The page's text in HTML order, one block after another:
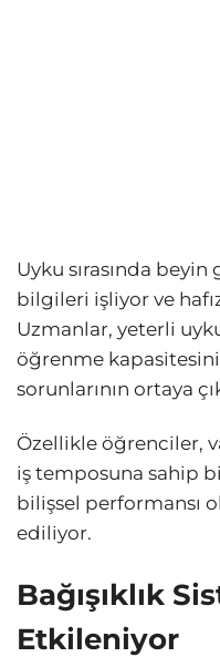
Uyku sırasında
bilgileri işliyor ve
Uzmanlar, yeterli
öğrenme
sorunlarının ortaya
Özellikle öğrenciler,
iş temposuna sahip
bilişsel performansı
ediliyor.
Bağışıklık
Etkileniyor